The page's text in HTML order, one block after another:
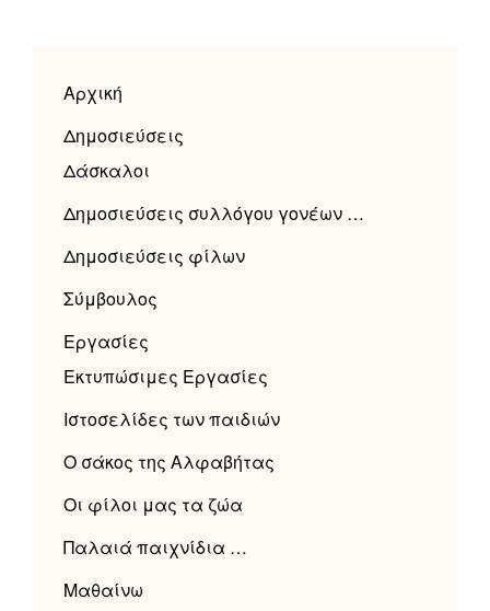
Αρχική
Δημοσιεύσεις
Δάσκαλοι
Δημοσιεύσεις συλλόγου γονέων …
Δημοσιεύσεις φίλων
Σύμβουλος
Εργασίες
Εκτυπώσιμες Εργασίες
Ιστοσελίδες των παιδιών
Ο σάκος της Αλφαβήτας
Οι φίλοι μας τα ζώα
Παλαιά παιχνίδια …
Μαθαίνω